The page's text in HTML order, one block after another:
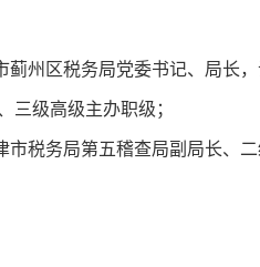
州区税务局党委书记、局长，
三级高级主办职级；
税务局第五稽查局副局长、二